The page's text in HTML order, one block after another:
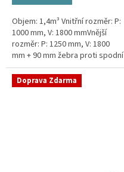
Objem: 1,4m³ Vnitřní rozměr: P:
1000 mm, V: 1800 mmVnější
rozměr: P: 1250 mm, V: 1800
mm + 90 mm žebra proti spodní
vodě + komínek Kvalitní a
výkonná přečerpávací stanice
k...
Doprava Zdarma